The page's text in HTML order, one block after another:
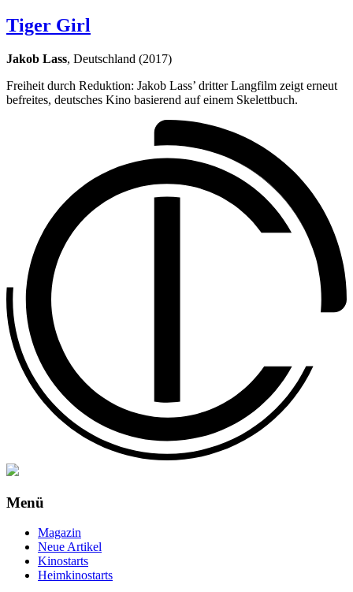
Tiger Girl
Jakob Lass, Deutschland (2017)
Freiheit durch Reduktion: Jakob Lass’ dritter Langfilm zeigt erneut
befreites, deutsches Kino basierend auf einem Skelettbuch.
Menü
Magazin
Neue Artikel
Kinostarts
Heimkinostarts